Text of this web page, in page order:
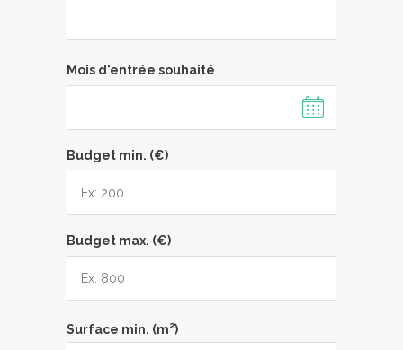
Mois d'entrée souhaité
Budget min. (€)
Budget max. (€)
Surface min. (m2)